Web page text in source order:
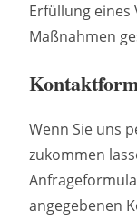
Erfüllung
Maßnahmen
Wenn Sie uns
zukommen
angegebenen